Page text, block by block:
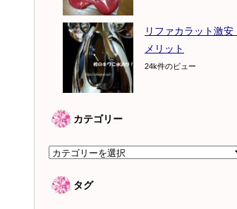
リファカラット激安
メリット
24k件のビュー
カテゴリー
カ
ゴ
タグ